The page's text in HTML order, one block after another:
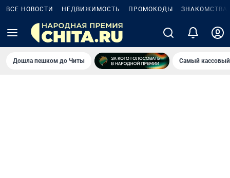
ВСЕ НОВОСТИ НЕДВИЖИМОСТЬ ПРОМОКОДЫ ЗНАКОМСТВА
Дошла пешком до Читы Самый